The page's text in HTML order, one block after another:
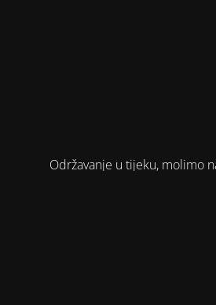
Održavanje u tijeku, molimo